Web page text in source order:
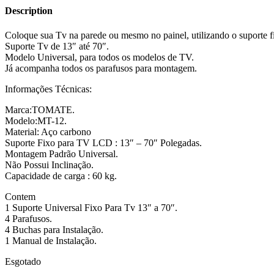
Description
Coloque sua Tv na parede ou mesmo no painel, utilizando o suporte
Suporte Tv de 13″ até 70″.
Modelo Universal, para todos os modelos de TV.
Já acompanha todos os parafusos para montagem.
Informações Técnicas:
Marca:TOMATE.
Modelo:MT-12.
Material: Aço carbono
Suporte Fixo para TV LCD : 13″ – 70″ Polegadas.
Montagem Padrão Universal.
Não Possui Inclinação.
Capacidade de carga : 60 kg.
Contem
1 Suporte Universal Fixo Para Tv 13″ a 70″.
4 Parafusos.
4 Buchas para Instalação.
1 Manual de Instalação.
Esgotado